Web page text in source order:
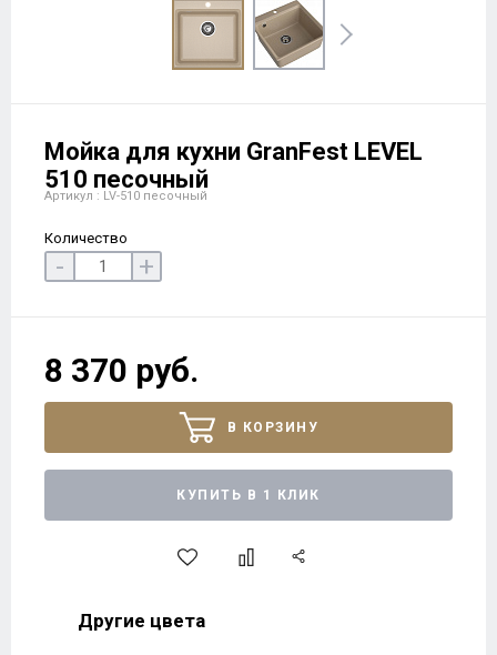
Мойка для кухни GranFest LEVEL
510 песочный
Артикул : LV-510 песочный
Количество
- +
8 370 руб.
В КОРЗИНУ
КУПИТЬ В 1 КЛИК
Другие цвета